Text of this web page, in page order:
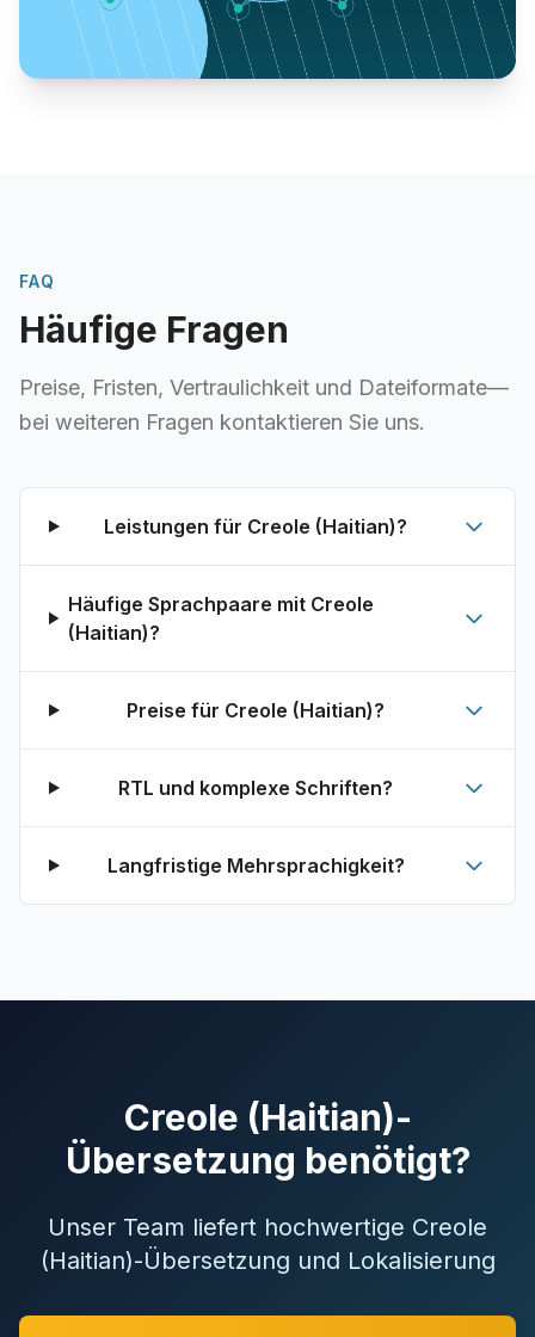
FAQ
Häufige Fragen
Preise, Fristen, Vertraulichkeit und Dateiformate—
bei weiteren Fragen kontaktieren Sie uns.
Leistungen für Creole (Haitian)?
Häufige Sprachpaare mit Creole
(Haitian)?
Preise für Creole (Haitian)?
RTL und komplexe Schriften?
Langfristige Mehrsprachigkeit?
Creole (Haitian)-
Übersetzung benötigt?
Unser Team liefert hochwertige Creole
(Haitian)-Übersetzung und Lokalisierung